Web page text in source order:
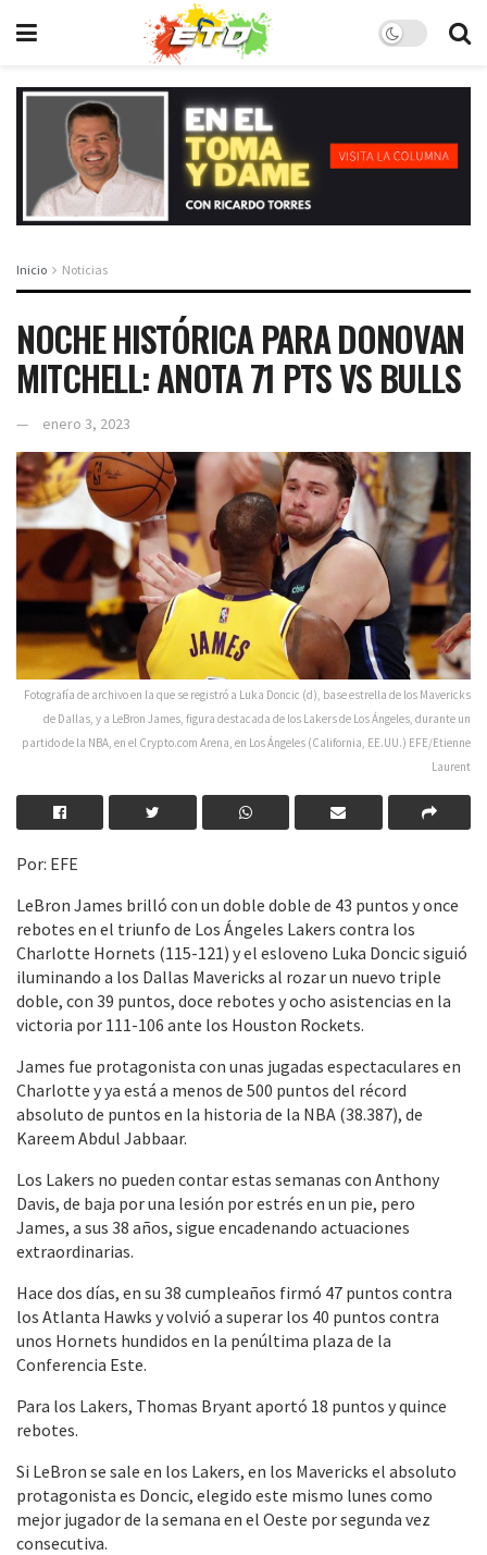
Inicio Noticias
NOCHE HISTÓRICA PARA DONOVAN
MITCHELL: ANOTA 71 PTS VS BULLS
enero 3, 2023
Fotografía de archivo en la que se registró a Luka Doncic (d), base estrella de los Mavericks
de Dallas, y a LeBron James, figura destacada de los Lakers de Los Ángeles, durante un
partido de la NBA, en el Crypto.com Arena, en Los Ángeles (California, EE.UU.) EFE/Etienne
Laurent
Por: EFE
LeBron James brilló con un doble doble de 43 puntos y once
rebotes en el triunfo de Los Ángeles Lakers contra los
Charlotte Hornets (115-121) y el esloveno Luka Doncic siguió
iluminando a los Dallas Mavericks al rozar un nuevo triple
doble, con 39 puntos, doce rebotes y ocho asistencias en la
victoria por 111-106 ante los Houston Rockets.
James fue protagonista con unas jugadas espectaculares en
Charlotte y ya está a menos de 500 puntos del récord
absoluto de puntos en la historia de la NBA (38.387), de
Kareem Abdul Jabbaar.
Los Lakers no pueden contar estas semanas con Anthony
Davis, de baja por una lesión por estrés en un pie, pero
James, a sus 38 años, sigue encadenando actuaciones
extraordinarias.
Hace dos días, en su 38 cumpleaños firmó 47 puntos contra
los Atlanta Hawks y volvió a superar los 40 puntos contra
unos Hornets hundidos en la penúltima plaza de la
Conferencia Este.
Para los Lakers, Thomas Bryant aportó 18 puntos y quince
rebotes.
Si LeBron se sale en los Lakers, en los Mavericks el absoluto
protagonista es Doncic, elegido este mismo lunes como
mejor jugador de la semana en el Oeste por segunda vez
consecutiva.